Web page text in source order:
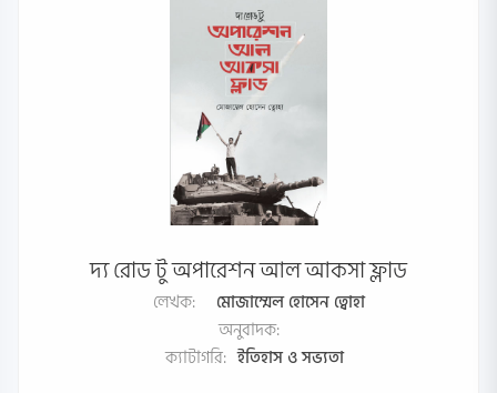
দ্য রোড টু অপারেশন আল আকসা ফ্লাড
লেখক:
মোজাম্মেল হোসেন ত্বোহা
অনুবাদক:
ক্যাটাগরি: ইতিহাস ও সভ্যতা